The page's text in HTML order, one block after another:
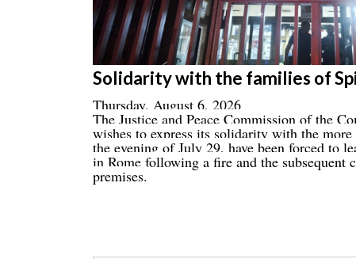
Solidarity with the families of
Thursday, August 6, 2026
The Justice and Peace Commission of the
wishes to express its solidarity with the
the evening of July 29, have been forced to
in Rome following a fire and the subsequent
premises.